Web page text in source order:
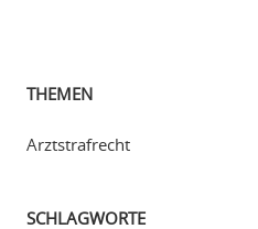
THEMEN
Arztstrafrecht
SCHLAGWORTE